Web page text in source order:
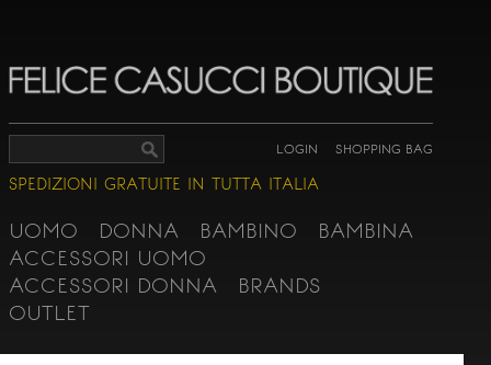
SPEDIZIONI GRATUITE IN TUTTA ITALIA
LOGIN SHOPPING BAG
UOMO DONNA BAMBINO
BAMBINA
ACCESSORI UOMO
ACCESSORI DONNA
BRANDS
OUTLET